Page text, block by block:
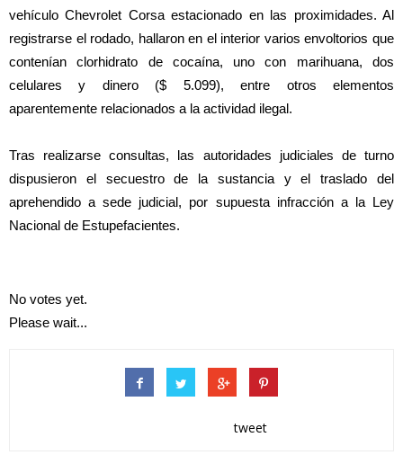
vehículo Chevrolet Corsa estacionado en las proximidades. Al
registrarse el rodado, hallaron en el interior varios envoltorios que
contenían clorhidrato de cocaína, uno con marihuana, dos
celulares y dinero ($ 5.099), entre otros elementos
aparentemente relacionados a la actividad ilegal.
Tras realizarse consultas, las autoridades judiciales de turno
dispusieron el secuestro de la sustancia y el traslado del
aprehendido a sede judicial, por supuesta infracción a la Ley
Nacional de Estupefacientes.
No votes yet.
Please wait...
tweet